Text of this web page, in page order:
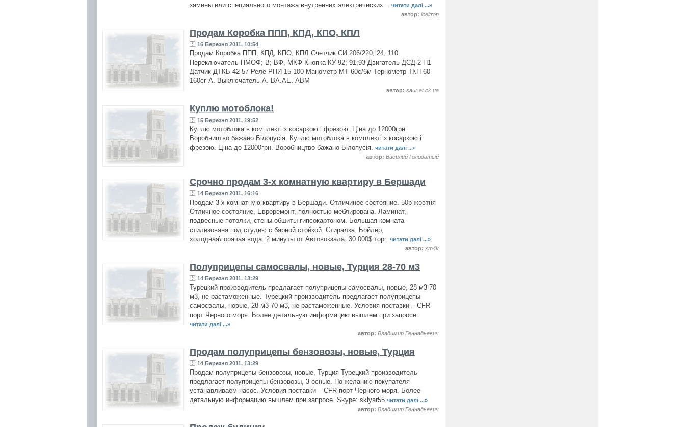
замены или специального монтажа внутренних электрических... читати далі ...»
автор: iceltron
Продам Коробка ППП, КПД, КПО, КПЛ
16 Березня 2011, 10:54
Продам Коробка ППП, КПД, КПО, КПЛ Счетчик СИ 206/220, 24, 110
Переключатель ПМОФ; В; ВФ, МКФ Кнопка КУ 92; 91;93 Двигатель ДСД-2 П1
Датчик ДТКБ 42-57 Реле РПИ 15-100 Манометр МТ 60с/6м Тернометр ТКП 60-
160сг А. Выключатель А. ВА.АЕ. АВМ
автор: saur.at.ck.ua
Куплю мотоблока!
15 Березня 2011, 19:52
Куплю мотоблока в комплекті з косаркою і фрезою. Ціна до 12000грн.
Воробництво бажано Білопусія. Куплю мотоблока в комплекті з косаркою і
фрезою. Ціна до 12000грн. Воробництво бажано Білопусія. читати далі ...»
автор: Василий Головатый
Срочно продам 3-х комнатную квартиру в Бершади
14 Березня 2011, 16:16
Продам 3-х комнатную квартиру в Бершади. Отличиное состояние. 50р жовтня
Отличное состояние, Евроремонт, полностью меблирована. Ламинат,
подвесные потолки, стены обшиты гипсокартоном. Большая комната
стилизована под студию с барной стойкой. Стиралка. Бойлер,
холодная\горячая вода. 2 минуты от Автовокзала. 30 000$ торг. читати далі ...»
автор: xm4k
Полуприцепы самосвалы, новые, Турция 28-70 м3
14 Березня 2011, 13:29
Турецкий производитель предлагает полуприцепы самосвалы, новые, 28 м3-70
м3, не растаможенные. Турецкий производитель предлагает полуприцепы
самосвалы, новые, 28 м3-70 м3, не растаможенные. Условия поставки – CFR
порт Черного моря. Более детальную информацию вышлем при запросе.
читати далі ...»
автор: Владимир Геннадьевич
Продам полуприцепы бензовозы, новыe, Турция
14 Березня 2011, 13:29
Продам полуприцепы бензовозы, новыe, Турция Турецкий производитель
предлагает полуприцепы бензовозы, 3-осные. По желанию покупателя
устанавливаем насос. Условия поставки – CFR порт Черного моря. Более
детальную информацию вышлем при запросе. Skype: sklyar55 читати далі ...»
автор: Владимир Геннадьевич